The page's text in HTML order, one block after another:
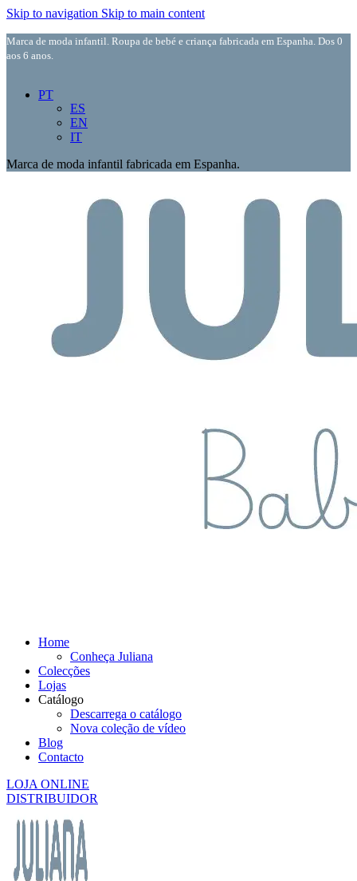
Skip to navigation Skip to main content
Marca de moda infantil. Roupa de bebé e criança fabricada em Espanha. Dos 0
aos 6 anos.
PT
ES
EN
IT
Marca de moda infantil fabricada em Espanha.
Home
Conheça Juliana
Colecções
Lojas
Catálogo
Descarrega o catálogo
Nova coleção de vídeo
Blog
Contacto
LOJA ONLINE
DISTRIBUIDOR